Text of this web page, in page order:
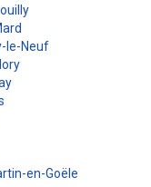
le-Neuf
en-Goële